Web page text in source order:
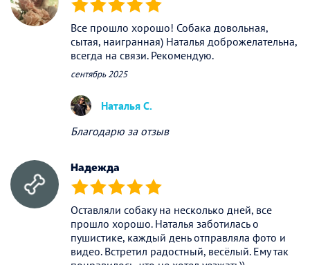
(*) (*) (*) (*) (*)
Все прошло хорошо! Собака довольная,
сытая, наигранная) Наталья доброжелательна,
всегда на связи. Рекомендую.
сентябрь 2025
Наталья С.
Благодарю за отзыв
Надежда
(*) (*) (*) (*) (*)
Оставляли собаку на несколько дней, все
прошло хорошо. Наталья заботилась о
пушистике, каждый день отправляла фото и
видео. Встретил радостный, весёлый. Ему так